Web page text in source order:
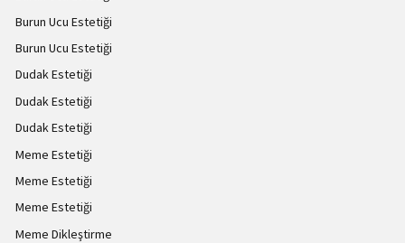
Burun Ucu Estetiği
Burun Ucu Estetiği
Dudak Estetiği
Dudak Estetiği
Dudak Estetiği
Meme Estetiği
Meme Estetiği
Meme Estetiği
Meme Dikleştirme